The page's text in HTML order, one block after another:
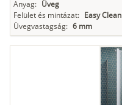
Anyag: Üveg
Felület és mintázat: Easy Clean
Üvegvastagság: 6 mm